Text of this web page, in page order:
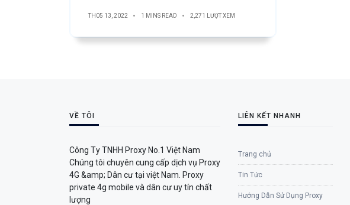
TH05 13, 2022 1 MINS READ 2,271 LƯỢT XEM
VỀ TÔI
Công Ty TNHH Proxy No.1 Việt Nam
Chúng tôi chuyên cung cấp dịch vụ Proxy
4G &amp; Dân cư tại việt Nam. Proxy
private 4g mobile và dân cư uy tín chất
lượng
LIÊN KẾT NHANH
Trang chủ
Tin Tức
Hướng Dẫn Sử Dụng Proxy